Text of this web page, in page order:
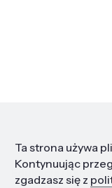
Informacje
Edukacja i kariera
Ta strona używa
Kontynuując
zgadzasz się z